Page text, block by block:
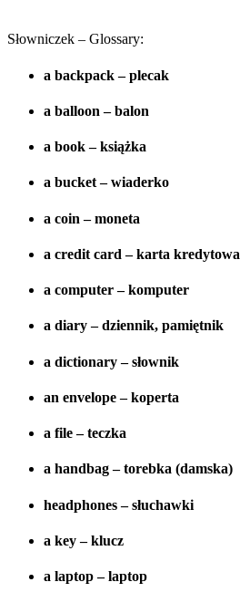
Słowniczek – Glossary:
a backpack – plecak
a balloon – balon
a book – książka
a bucket – wiaderko
a coin – moneta
a credit card – karta kredytowa
a computer – komputer
a diary – dziennik, pamiętnik
a dictionary – słownik
an envelope – koperta
a file – teczka
a handbag – torebka (damska)
headphones – słuchawki
a key – klucz
a laptop – laptop